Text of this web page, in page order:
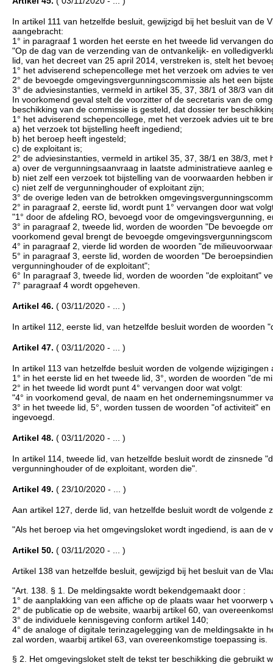
In artikel 111 van hetzelfde besluit, gewijzigd bij het besluit van
aangebracht:
1° in paragraaf 1 worden het eerste en het tweede lid vervangen
"Op de dag van de verzending van de ontvankelijk- en
lid, van het decreet van 25 april 2014, verstreken is, stelt het
1° het adviserend schepencollege met het verzoek om advies te
2° de bevoegde omgevingsvergunningscommissie als het een
3° de adviesinstanties, vermeld in artikel 35, 37, 38/1 of 38/3 van
In voorkomend geval stelt de voorzitter of de secretaris van de
beschikking van de commissie is gesteld, dat dossier ter
1° het adviserend schepencollege, met het verzoek advies uit te
a) het verzoek tot bijstelling heeft ingediend;
b) het beroep heeft ingesteld;
c) de exploitant is;
2° de adviesinstanties, vermeld in artikel 35, 37, 38/1 en 38/3,
a) over de vergunningsaanvraag in laatste administratieve aanleg
b) niet zelf een verzoek tot bijstelling van de voorwaarden hebben
c) niet zelf de vergunninghouder of exploitant zijn;
3° de overige leden van de betrokken
2° in paragraaf 2, eerste lid, wordt punt 1° vervangen door wat
"1° door de afdeling RO, bevoegd voor de omgevingsvergunning,
3° in paragraaf 2, tweede lid, worden de woorden "De bevoegde
voorkomend geval brengt de bevoegde
4° in paragraaf 2, vierde lid worden de woorden "de
5° in paragraaf 3, eerste lid, worden de woorden "De
vergunninghouder of de exploitant";
6° In paragraaf 3, tweede lid, worden de woorden "de exploitant"
7° paragraaf 4 wordt opgeheven.
Artikel 46. ( 03/11/2020 - ... )
In artikel 112, eerste lid, van hetzelfde besluit worden de
Artikel 47. ( 03/11/2020 - ... )
In artikel 113 van hetzelfde besluit worden de volgende wijzigingen
1° in het eerste lid en het tweede lid, 3°, worden de woorden "de
2° in het tweede lid wordt punt 4° vervangen door wat volgt:
"4° in voorkomend geval, de naam en het ondernemingsnummer
3° in het tweede lid, 5°, worden tussen de woorden "of activiteit"
ingevoegd.
Artikel 48. ( 03/11/2020 - ... )
In artikel 114, tweede lid, van hetzelfde besluit wordt de zinsnede
vergunninghouder of de exploitant, worden die".
Artikel 49. ( 23/10/2020 - ... )
Aan artikel 127, derde lid, van hetzelfde besluit wordt de volgende
"Als het beroep via het omgevingsloket wordt ingediend, is aan de
Artikel 50. ( 03/11/2020 - ... )
Artikel 138 van hetzelfde besluit, gewijzigd bij het besluit van de
"Art. 138. § 1. De meldingsakte wordt bekendgemaakt door :
1° de aanplakking van een affiche op de plaats waar het
2° de publicatie op de website, waarbij artikel 60, van
3° de individuele kennisgeving conform artikel 140;
4° de analoge of digitale terinzagelegging van de meldingsakte in
zal worden, waarbij artikel 63, van overeenkomstige toepassing is.
§ 2. Het omgevingsloket stelt de tekst ter beschikking die gebruikt